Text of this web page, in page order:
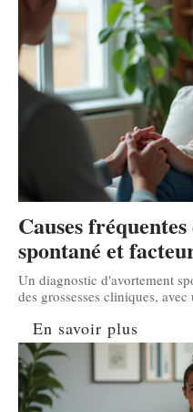
Causes
spontané et
Un diagnostic d'avortement
des grossesses cliniques, avec
En savoir plus